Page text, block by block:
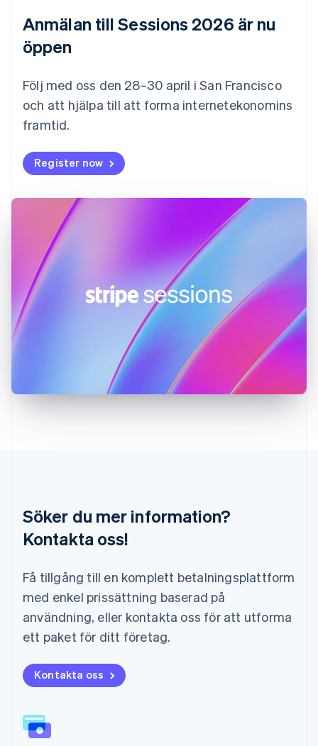
Anmälan till Sessions 2026 är nu
öppen
Följ med oss den 28–30 april i San Francisco
och att hjälpa till att forma internetekonomins
framtid.
Register now
Söker du mer information?
Kontakta oss!
Få tillgång till en komplett betalningsplattform
med enkel prissättning baserad på
användning, eller kontakta oss för att utforma
ett paket för ditt företag.
Kontakta oss
English Svenska
Français
English
Gibraltar
English
Grekland
Hongkong SAR, Kina
English
English
Irland
English
Italien
Italiano
Japan
Liechtenstein
DeutschEnglish
English
Mexiko
EspañolEnglish
NederlandsEnglish
Norge
English
Nya Zeeland
English
Polen
Portugal
PortuguêsEnglish
English
Schweiz